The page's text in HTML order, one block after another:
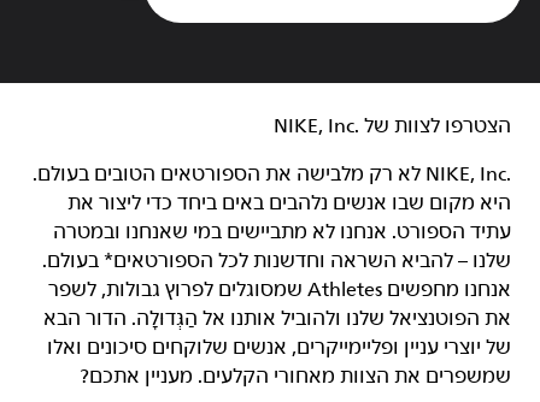
הצטרפו לצוות של NIKE, Inc.‎‏
NIKE, Inc.‎ לא רק מלבישה את הספורטאים הטובים בעולם.
היא מקום שבו אנשים נלהבים באים ביחד כדי ליצור את
עתיד הספורט. אנחנו לא מתביישים במי שאנחנו ובמטרה
שלנו – להביא השראה וחדשנות לכל הספורטאים* בעולם.
אנחנו מחפשים Athletes שמסוגלים לפרוץ גבולות, לשפר
את הפוטנציאל שלנו ולהוביל אותנו אל הַגְּדוּלָה. הדור הבא
של יוצרי עניין ופליימייקרים, אנשים שלוקחים סיכונים ואלו
שמשפרים את הצוות מאחורי הקלעים. מעניין אתכם?